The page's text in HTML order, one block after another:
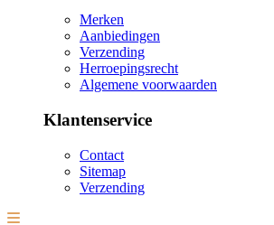
Merken
Aanbiedingen
Verzending
Herroepingsrecht
Algemene voorwaarden
Klantenservice
Contact
Sitemap
Verzending